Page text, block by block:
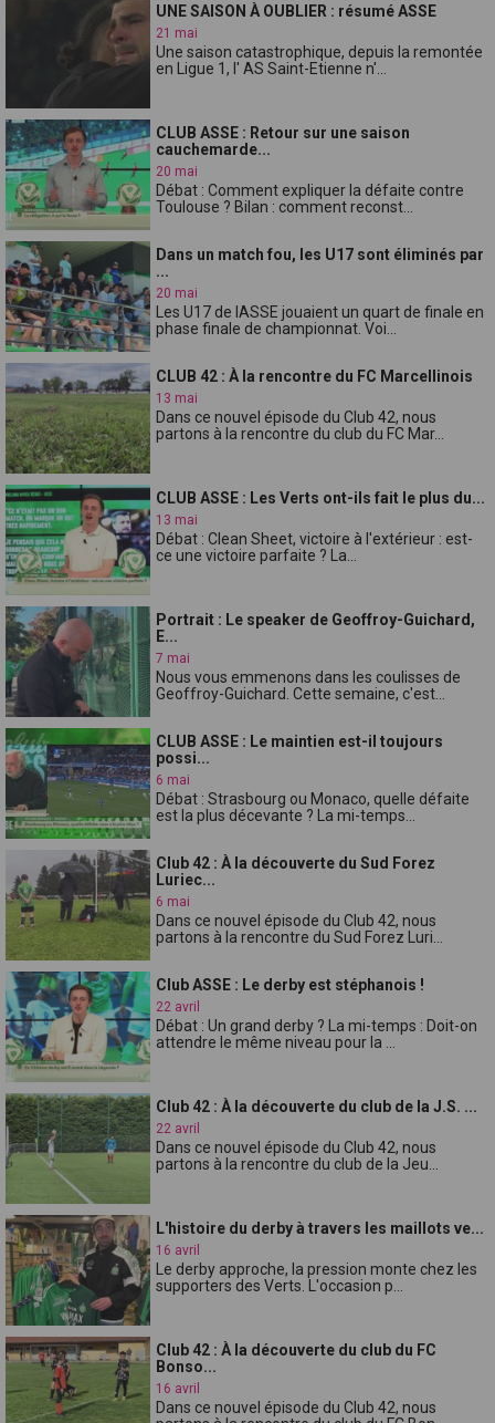
UNE SAISON À OUBLIER : résumé ASSE
21 mai
Une saison catastrophique, depuis la remontée
en Ligue 1, l' AS Saint-Etienne n'...
CLUB ASSE : Retour sur une saison
cauchemarde...
20 mai
Débat : Comment expliquer la défaite contre
Toulouse ? Bilan : comment reconst...
Dans un match fou, les U17 sont éliminés par
...
20 mai
Les U17 de lASSE jouaient un quart de finale en
phase finale de championnat. Voi...
CLUB 42 : À la rencontre du FC Marcellinois
13 mai
Dans ce nouvel épisode du Club 42, nous
partons à la rencontre du club du FC Mar...
CLUB ASSE : Les Verts ont-ils fait le plus du...
13 mai
Débat : Clean Sheet, victoire à l'extérieur : est-
ce une victoire parfaite ? La...
Portrait : Le speaker de Geoffroy-Guichard,
E...
7 mai
Nous vous emmenons dans les coulisses de
Geoffroy-Guichard. Cette semaine, c'est...
CLUB ASSE : Le maintien est-il toujours
possi...
6 mai
Débat : Strasbourg ou Monaco, quelle défaite
est la plus décevante ? La mi-temps...
Club 42 : À la découverte du Sud Forez
Luriec...
6 mai
Dans ce nouvel épisode du Club 42, nous
partons à la rencontre du Sud Forez Luri...
Club ASSE : Le derby est stéphanois !
22 avril
Débat : Un grand derby ? La mi-temps : Doit-on
attendre le même niveau pour la ...
Club 42 : À la découverte du club de la J.S. ...
22 avril
Dans ce nouvel épisode du Club 42, nous
partons à la rencontre du club de la Jeu...
L'histoire du derby à travers les maillots ve...
16 avril
Le derby approche, la pression monte chez les
supporters des Verts. L'occasion p...
Club 42 : À la découverte du club du FC
Bonso...
16 avril
Dans ce nouvel épisode du Club 42, nous